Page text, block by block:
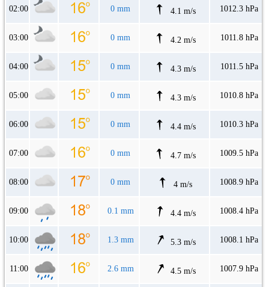
02:00 0 mm 4.1 m/s 1012.3 hPa
03:00 0 mm 4.2 m/s 1011.8 hPa
04:00 0 mm 4.3 m/s 1011.5 hPa
05:00 0 mm 4.3 m/s 1010.8 hPa
06:00 0 mm 4.4 m/s 1010.3 hPa
07:00 0 mm 4.7 m/s 1009.5 hPa
08:00 0 mm 4 m/s 1008.9 hPa
09:00 0.1 mm 4.4 m/s 1008.4 hPa
10:00 1.3 mm 5.3 m/s 1008.1 hPa
11:00 2.6 mm 4.5 m/s 1007.9 hPa